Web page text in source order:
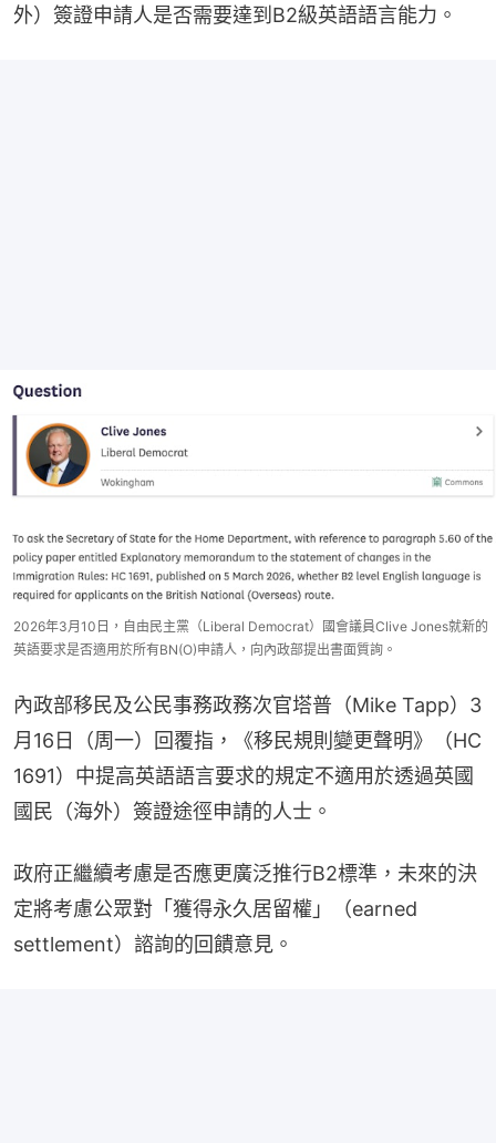
外）簽證申請人是否需要達到B2級英語語言能力。
2026年3月10日，自由民主黨（Liberal Democrat）國會議員Clive Jones就新的
英語要求是否適用於所有BN(O)申請人，向內政部提出書面質詢。
內政部移民及公民事務政務次官塔普（Mike Tapp）3
月16日（周一）回覆指，《移民規則變更聲明》（HC
1691）中提高英語語言要求的規定不適用於透過英國
國民（海外）簽證途徑申請的人士。
政府正繼續考慮是否應更廣泛推行B2標準，未來的決
定將考慮公眾對「獲得永久居留權」（earned
settlement）諮詢的回饋意見。